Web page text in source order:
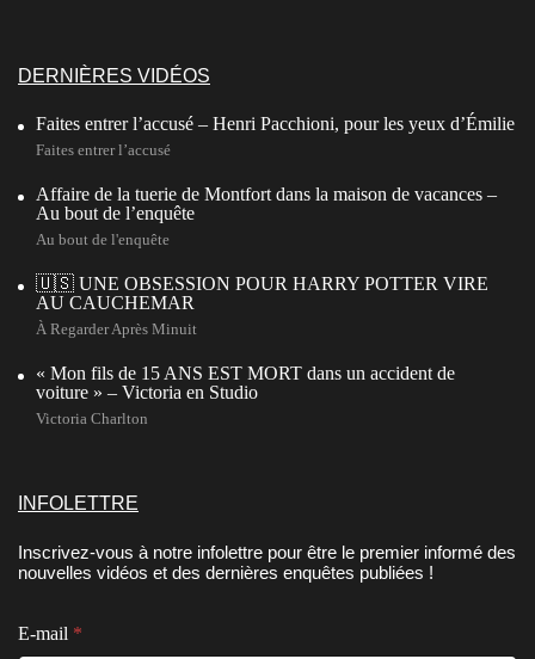
DERNIÈRES VIDÉOS
Faites entrer l’accusé – Henri Pacchioni, pour les yeux d’Émilie
Faites entrer l’accusé
Affaire de la tuerie de Montfort dans la maison de vacances –
Au bout de l’enquête
Au bout de l'enquête
🇺🇸 UNE OBSESSION POUR HARRY POTTER VIRE
AU CAUCHEMAR
À Regarder Après Minuit
« Mon fils de 15 ANS EST MORT dans un accident de
voiture » – Victoria en Studio
Victoria Charlton
INFOLETTRE
Inscrivez-vous à notre infolettre pour être le premier informé des
nouvelles vidéos et des dernières enquêtes publiées !
*
C
E-mail *